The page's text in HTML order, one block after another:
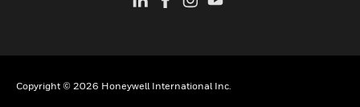
Copyright © 2026 Honeywell International Inc.